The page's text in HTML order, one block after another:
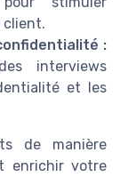
client.
:
interviews
et les
de manière
enrichir votre